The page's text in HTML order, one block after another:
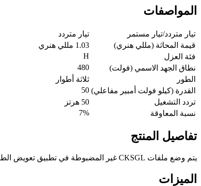
المواصفات
تيار متردد/تيار مستمر
تيار متردد
قيمة المحاثة (مللي هنري)
1.03 مللي هنري
فئة العزل
H
نطاق الجهد الاسمي (فولت)
480
الطور
ثلاثة أطوار
القدرة (كيلو فولت أمبير مفاعلي) 50
تردد التشغيل
50 هرتز
نسبة المعاوقة
7%
تفاصيل المنتج
يتم وضع ملفات CKSGL غير المضبوطة في تطبيق تعويض الطاقة التفاعلية وتستخدم لمنع حدوث الرنين المتوازي وتضخيم تيار التوافقيات.
الميزات